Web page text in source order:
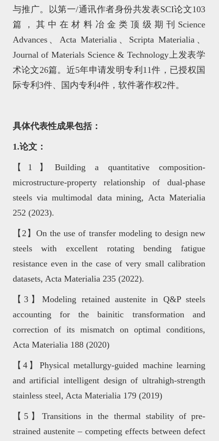
与推广。以第一/通讯作者身份共发表SCI论文103
篇，其中在材料冶金类顶级期刊Science
Advances、Acta Materialia、Scripta Materialia、
Journal of Materials Science & Technology上发表学
术论文26篇。近5年申请发明专利11件，已授权国
际专利3件、国内专利4件，软件著作权2件。
具体代表性成果包括：
1.论文：
【1】Building a quantitative composition-
microstructure-property relationship of dual-phase
steels via multimodal data mining, Acta Materialia
252 (2023).
【2】On the use of transfer modeling to design new
steels with excellent rotating bending fatigue
resistance even in the case of very small calibration
datasets, Acta Materialia 235 (2022).
【3】Modeling retained austenite in Q&P steels
accounting for the bainitic transformation and
correction of its mismatch on optimal conditions,
Acta Materialia 188 (2020)
【4】Physical metallurgy-guided machine learning
and artificial intelligent design of ultrahigh-strength
stainless steel, Acta Materialia 179 (2019)
【5】Transitions in the thermal stability of pre-
strained austenite – competing effects between defect